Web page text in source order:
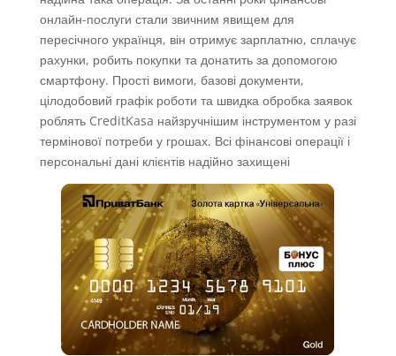
онлайн-послуги стали звичним явищем для
пересічного українця, він отримує зарплатню, сплачує
рахунки, робить покупки та донатить за допомогою
смартфону. Прості вимоги, базові документи,
цілодобовий графік роботи та швидка обробка заявок
роблять CreditKasa найзручнішим інструментом у разі
термінової потреби у грошах. Всі фінансові операції і
персональні дані клієнтів надійно захищені